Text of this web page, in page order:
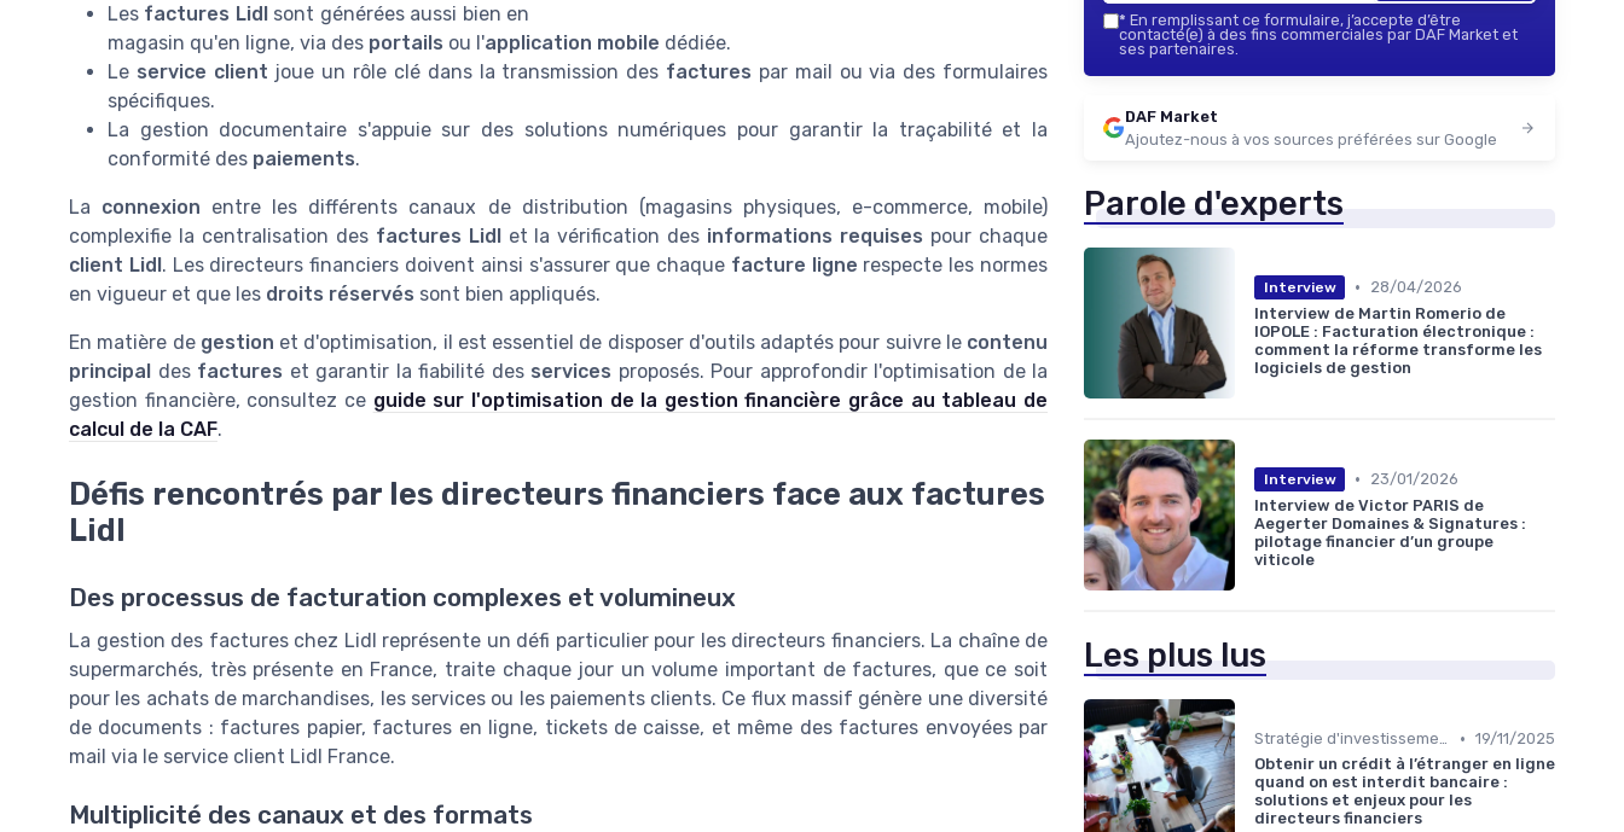
Les factures Lidlsont générées aussi bien en
magasin qu'en ligne, via des portails ou l'application mobile dédiée.
Le service client joue un rôle clé dans la transmission des factures par mail ou via des formulaires
spécifiques.
La gestion documentaire s'appuie sur des solutions numériques pour garantir la traçabilité et la
conformité des paiements.
La connexion entre les différents canaux de distribution (magasins physiques, e-commerce, mobile)
complexifie la centralisation des factures Lidlet la vérification des informations requises pour chaque
client Lidl. Les directeurs financiers doivent ainsi s'assurer que chaque facture ligne respecte les normes
en vigueur et que les droits réservés sont bien appliqués.
En matière de gestion et d'optimisation, il est essentiel de disposer d'outils adaptés pour suivre le contenu
principal des factures et garantir la fiabilité des services proposés. Pour approfondir l'optimisation de la
gestion financière, consultez ce guide sur l'optimisation de la gestion financière grâce au tableau de
calcul de la CAF.
Défis rencontrés par les directeurs financiers face aux factures
Lidl
Des processus de facturation complexes et volumineux
La gestion des factures chez Lidl représente un défi particulier pour les directeurs financiers. La chaîne de
supermarchés, très présente en France, traite chaque jour un volume important de factures, que ce soit
pour les achats de marchandises, les services ou les paiements clients. Ce flux massif génère une diversité
de documents : factures papier, factures en ligne, tickets de caisse, et même des factures envoyées par
mail via le service client Lidl France.
Multiplicité des canaux et des formats
* En remplissant ce formulaire, j’accepte d’être
contacté(e) à des fins commerciales par DAF Market et
ses partenaires.
DAF Market
Ajoutez-nous à vos sources préférées sur Google
Parole d'experts
Interview •
28/04/2026
Interview de Martin Romerio de
IOPOLE : Facturation électronique :
comment la réforme transforme les
logiciels de gestion
Interview •
23/01/2026
Interview de Victor PARIS de
Aegerter Domaines & Signatures :
pilotage financier d’un groupe
viticole
Les plus lus
Stratégie d'investissement • 19/11/2025
Obtenir un crédit à l’étranger en ligne
quand on est interdit bancaire :
solutions et enjeux pour les
directeurs financiers